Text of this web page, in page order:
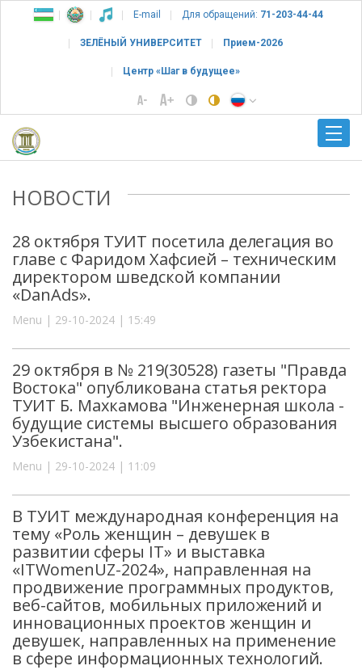
E-mail Для обращений: 71-203-44-44
ЗЕЛЁНЫЙ УНИВЕРСИТЕТ Прием-2026
Центр «Шаг в будущее»
НОВОСТИ
28 октября ТУИТ посетила делегация во
главе с Фаридом Хафсией – техническим
директором шведской компании
«DanAds».
Menu | 29-10-2024 | 15:49
29 октября в № 219(30528) газеты "Правда
Востока" опубликована статья ректора
ТУИТ Б. Махкамова "Инженерная школа -
будущие системы высшего образования
Узбекистана".
Menu | 29-10-2024 | 11:09
В ТУИТ международная конференция на
тему «Роль женщин – девушек в
развитии сферы IT» и выставка
«ITWomenUZ-2024», направленная ​​на
продвижение программных продуктов,
веб-сайтов, мобильных приложений и
инновационных проектов женщин и
девушек, направленных на применение
в сфере информационных технологий.